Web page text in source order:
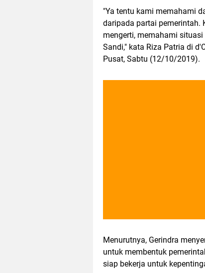
"Ya tentu kami memahami
daripada partai pemerintah.
mengerti, memahami
Sandi," kata Riza Patria di
Pusat, Sabtu (12/10/2019).
Menurutnya, Gerindra
untuk membentuk
siap bekerja untuk